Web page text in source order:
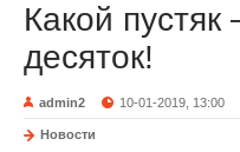
Какой
десяток!
admin2 10-01-2019, 13:00
Новости